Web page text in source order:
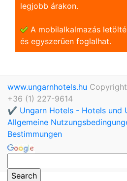
legjobb árakon.
A mobilalkalmazás
és egyszerũen foglalhat.
www.ungarnhotels.hu
+36 (1) 227-9614
✔️ Ungarn Hotels - Hotels und
Allgemeine
Bestimmungen